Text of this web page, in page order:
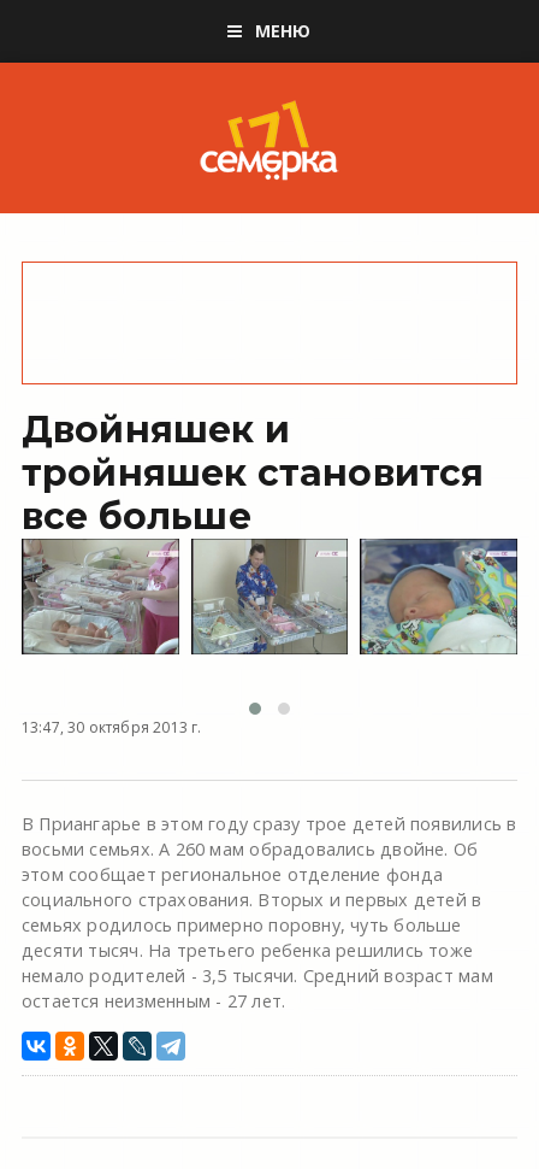
МЕНЮ
Двойняшек и
тройняшек становится
все больше
13:47, 30 октября 2013 г.
В Приангарье в этом году сразу трое детей появились в
восьми семьях. А 260 мам обрадовались двойне. Об
этом сообщает региональное отделение фонда
социального страхования. Вторых и первых детей в
семьях родилось примерно поровну, чуть больше
десяти тысяч. На третьего ребенка решились тоже
немало родителей - 3,5 тысячи. Средний возраст мам
остается неизменным - 27 лет.